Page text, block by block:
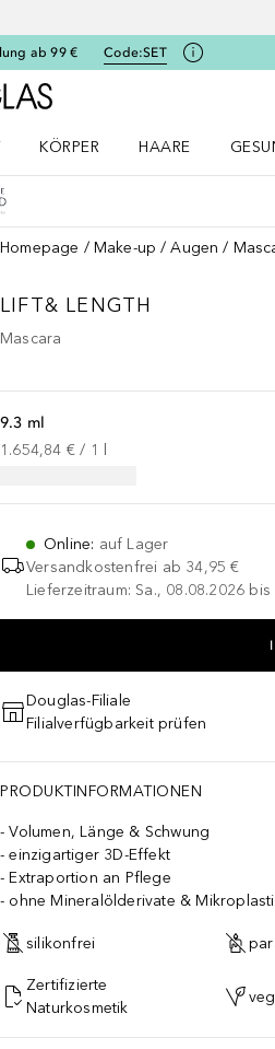
ab 99 € Code:SET
Zur Douglas Startseite
KÖRPER
HAARE
Homepage Make-up Augen
LIFT& LENGTH
Mascara
9.3 ml
1.654,84 € / 1
Online: auf Lager
Versandkostenfrei ab 34,95 €
Lieferzeitraum: Sa., 08.08.2026
Douglas-Filiale
Filialverfügbarkeit prüfen
PRODUKTINFORMATIONEN
Volumen, Länge & Schwung
einzigartiger 3D-Effekt
Extraportion an Pflege
ohne Mineralölderivate &
silikonfrei
Zertifizierte
Naturkosmetik